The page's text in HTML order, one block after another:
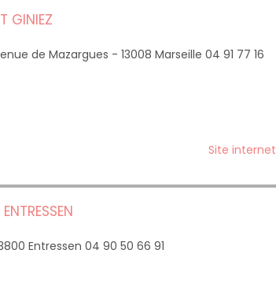
GINIEZ
de Mazargues - 13008 Marseille 04 91 77 16
Site internet
Entressen 04 90 50 66 91